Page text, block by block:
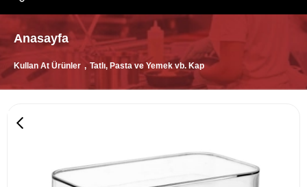
Anasayfa
Kullan At Ürünler Tatlı, Pasta ve Yemek vb. Kap